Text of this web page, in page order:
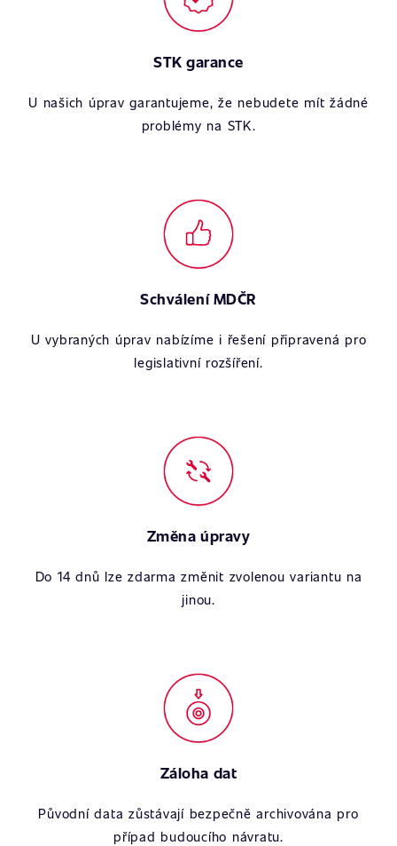
STK garance
U našich úprav garantujeme, že nebudete mít žádné
problémy na STK.
Schválení MDČR
U vybraných úprav nabízíme i řešení připravená pro
legislativní rozšíření.
Změna úpravy
Do 14 dnů lze zdarma změnit zvolenou variantu na
jinou.
Záloha dat
Původní data zůstávají bezpečně archivována pro
případ budoucího návratu.